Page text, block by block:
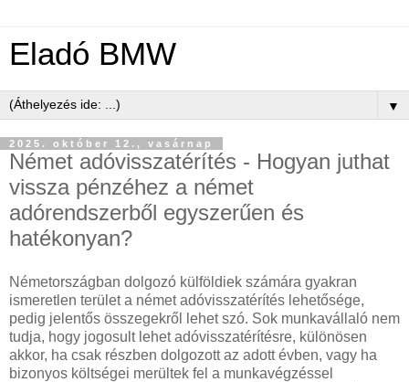
Eladó BMW
▼
2025. október 12., vasárnap
Német adóvisszatérítés - Hogyan juthat
vissza pénzéhez a német
adórendszerből egyszerűen és
hatékonyan?
Németországban dolgozó külföldiek számára gyakran
ismeretlen terület a német adóvisszatérítés lehetősége,
pedig jelentős összegekről lehet szó. Sok munkavállaló nem
tudja, hogy jogosult lehet adóvisszatérítésre, különösen
akkor, ha csak részben dolgozott az adott évben, vagy ha
bizonyos költségei merültek fel a munkavégzéssel